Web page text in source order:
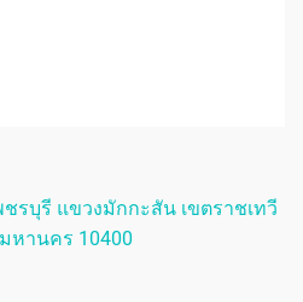
ชรบุรี แขวงมักกะสัน เขตราชเทวี
หานคร 10400